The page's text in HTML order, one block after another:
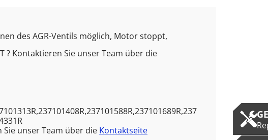
des AGR-Ventils möglich, Motor stoppt,
? Kontaktieren Sie unser Team über die
Sie unser Team über die Kontaktseite